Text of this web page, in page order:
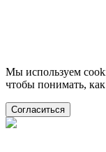
Мы используем
чтобы понимать,
Согласиться